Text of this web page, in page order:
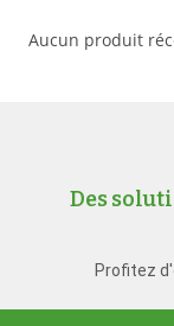
Aucun produit
Des
Profitez